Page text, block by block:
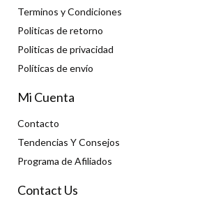
Terminos y Condiciones
Politicas de retorno
Politicas de privacidad
Políticas de envío
Mi Cuenta
Contacto
Tendencias Y Consejos
Programa de Afiliados
Contact Us